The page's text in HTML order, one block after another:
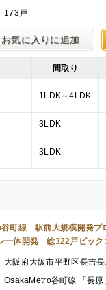
173戸
お気に入りに追加
間取り
1LDK～4LDK
3LDK
3LDK
町線 駅前大規模開発プ
一体開発 総322戸ビック
大阪府大阪市平野区長吉長
OsakaMetro谷町線 「長原